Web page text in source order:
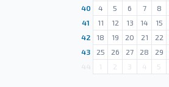
40
4 5 6 7 8
41
11 12 13 14 15
42
18 19 20 21 22
43
25 26 27 28 29
1 2 3 4 5